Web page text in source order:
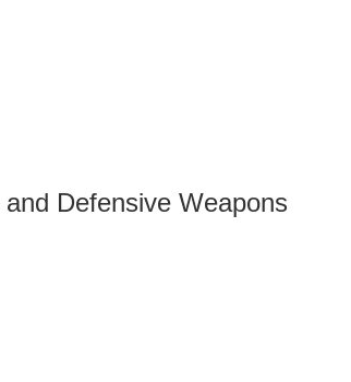
Defensive Weapons